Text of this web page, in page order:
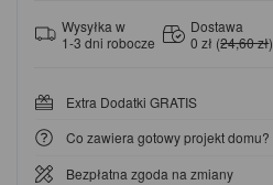
Wysyłka w
1-3 dni robocze
Dostawa
0 zł (24,60 zł)
Extra Dodatki GRATIS
Co zawiera gotowy projekt domu?
Bezpłatna zgoda na zmiany